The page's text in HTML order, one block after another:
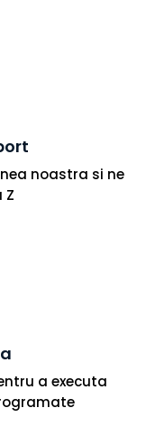
noastra si ne
Z
a executa